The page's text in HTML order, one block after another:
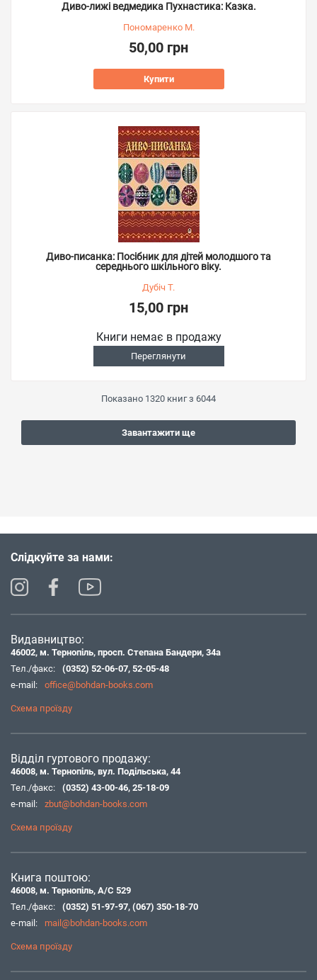
Диво-лижі ведмедика Пухнастика: Казка.
Пономаренко М.
50,00 грн
Купити
Диво-писанка: Посібник для дітей молодшого та
середнього шкільного віку.
Дубіч Т.
15,00 грн
Книги немає в продажу
Переглянути
Показано 1320 книг з 6044
Завантажити ще
Слідкуйте за нами:
Видавництво:
46002, м. Тернопіль, просп. Степана Бандери, 34а
Тел./факс:
(0352) 52-06-07, 52-05-48
e-mail:
office@bohdan-books.com
Схема проїзду
Відділ гуртового продажу:
46008, м. Тернопіль, вул. Подільська, 44
Тел./факс:
(0352) 43-00-46, 25-18-09
e-mail:
zbut@bohdan-books.com
Схема проїзду
Книга поштою:
46008, м. Тернопіль, А/С 529
Тел./факс:
(0352) 51-97-97, (067) 350-18-70
e-mail:
mail@bohdan-books.com
Схема проїзду